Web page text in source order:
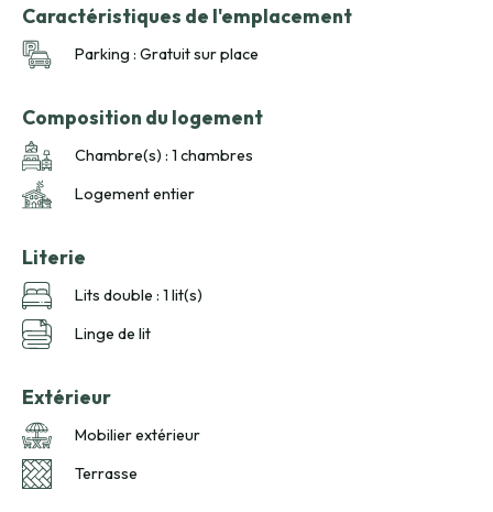
Caractéristiques de l'emplacement
Parking : Gratuit sur place
Composition du logement
Chambre(s) : 1 chambres
Logement entier
Literie
Lits double : 1 lit(s)
Linge de lit
Extérieur
Mobilier extérieur
Terrasse